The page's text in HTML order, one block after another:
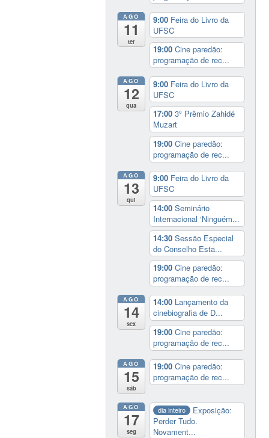
AGO
11
ter
9:00 Feira do Livro da
UFSC
19:00Cine paredão:
programação de rec...
AGO
12
qua
9:00 Feira do Livro da
UFSC
17:003º Prêmio Zahidé
Muzart
19:00Cine paredão:
programação de rec...
AGO
13
qui
9:00 Feira do Livro da
UFSC
14:00Seminário
Internacional ‘Ninguém...
14:30Sessão Especial
do Conselho Esta...
19:00Cine paredão:
programação de rec...
AGO
14
sex
14:00 Lançamento da
cinebiografia de D...
19:00Cine paredão:
programação de rec...
AGO
15
sáb
19:00Cine paredão:
programação de rec...
AGO
17
seg
dia inteiro
Exposição:
Perder Tudo.
Novament...